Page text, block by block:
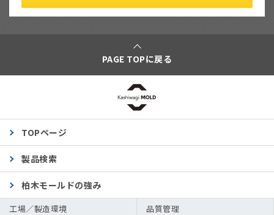
PAGE TOPに戻る
TOPページ
製品検索
柏木モールドの強み
工場／製造環境
品質管理